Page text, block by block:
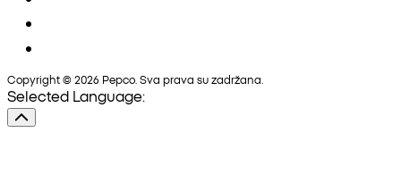
Copyright © 2026 Pepco. Sva prava su zadržana.
Selected Language: